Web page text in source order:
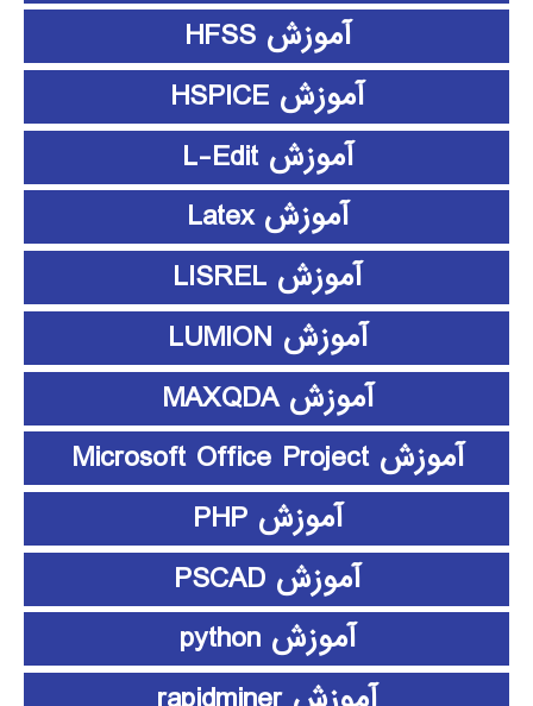
آموزش HFSS
آموزش HSPICE
آموزش L-Edit
آموزش Latex
آموزش LISREL
آموزش LUMION
آموزش MAXQDA
آموزش Microsoft Office Project
آموزش PHP
آموزش PSCAD
آموزش python